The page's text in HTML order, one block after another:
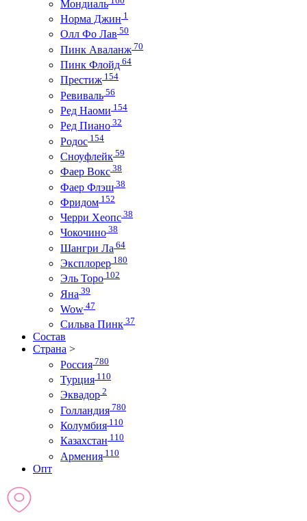
Мондиаль
Норма Джин 1
Олл Фо Лав 50
Пинк Аваланж 70
Пинк Флойд 64
Престиж 154
Ревиваль 56
Ред Наоми 154
Ред Пиано 32
Родос 154
Сноуфлейк 59
Фаер Вокс 38
Фаер Флэш 38
Фридом 152
Черри Хеопс 38
Чокочино 38
Шангри Ла 64
Эксплорер 180
Эль Торо 102
Яна 39
Wow 47
Сильва Пинк 37
Состав
Страна >
Россия 780
Турция 110
Эквадор 2
Голландия 780
Колумбия 110
Казахстан 110
Армения 110
Опт